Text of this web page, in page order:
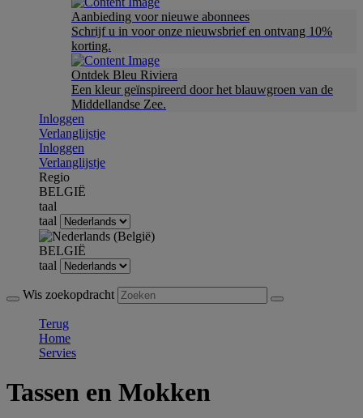
Aanbieding voor nieuwe abonnees
Schrijf u in voor onze nieuwsbrief en ontvang 10%
korting.
Ontdek Bleu Riviera
Een kleur geïnspireerd door het blauwgroen van de
Middellandse Zee.
Inloggen
Verlanglijstje
Inloggen
Verlanglijstje
Regio
BELGIË
taal
taal
BELGIË
taal
Wis zoekopdracht
Terug
Home
Servies
Tassen en Mokken